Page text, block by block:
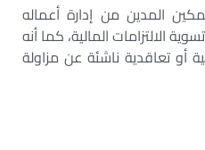
المدين من إدارة أعماله
الالتزامات المالية، كما أنه
أو تعاقدية ناشئة عن مزاولة